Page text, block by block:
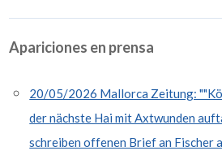
Apariciones en prensa
20/05/2026 Mallorca Zeitung:
der nächste Hai mit Axtwunden
schreiben offenen Brief an Fischer